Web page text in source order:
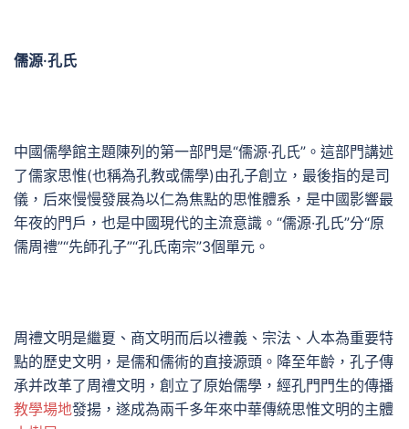
儒源·孔氏
中國儒學館主題陳列的第一部門是“儒源·孔氏”。這部門講述
了儒家思惟(也稱為孔教或儒學)由孔子創立，最後指的是司
儀，后來慢慢發展為以仁為焦點的思惟體系，是中國影響最
年夜的門戶，也是中國現代的主流意識。“儒源·孔氏”分“原
儒周禮”“先師孔子”“孔氏南宗”3個單元。
周禮文明是繼夏、商文明而后以禮義、宗法、人本為重要特
點的歷史文明，是儒和儒術的直接源頭。降至年齡，孔子傳
承并改革了周禮文明，創立了原始儒學，經孔門門生的傳播
教學場地發揚，遂成為兩千多年來中華傳統思惟文明的主體